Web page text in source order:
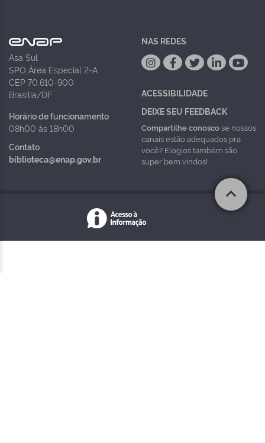
Asa Sul
SPO Área Especial 2-A
CEP 70.610-900
Brasília/DF
Horário de funcionamento
08h00 às 18h00
Contato
biblioteca@enap.gov.br
NAS REDES
ACESSIBILIDADE
DEIXE SEU FEEDBACK
Compartilhe conoscose nossos
canais estão adequados pra
você? Elogios também são
super bem vindos!